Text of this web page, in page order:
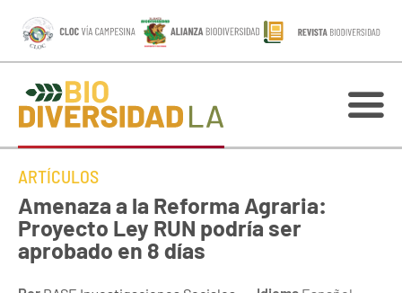
ARTÍCULOS
Amenaza a la Reforma Agraria:
Proyecto Ley RUN podría ser
aprobado en 8 días